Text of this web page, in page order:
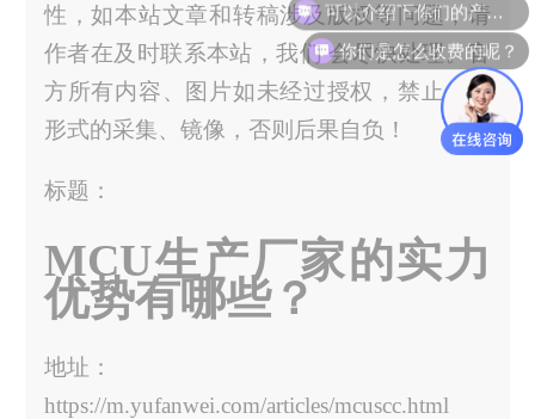
性，如本站文章和转稿涉及版权等问题，请
作者在及时联系本站，我们 会尽快处理。官
方所有内容、图片如未经过授权，禁止任何
形式的采集、镜像，否则后果自负！
标题：
MCU生产厂家的实力
优势有哪些？
地址：
https://m.yufanwei.com/articles/mcuscc.html
你们是怎么收费的呢？